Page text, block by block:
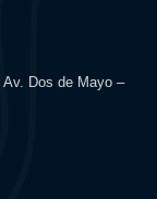
Dos de Mayo –